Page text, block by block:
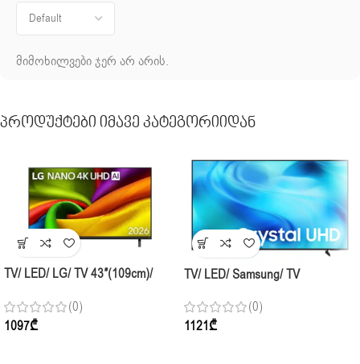
მიმოხილვები ჯერ არ არის.
Პროდუქტები Იმავე Კატეგორიიდან
TV/ LED/ LG/ TV 43″(109cm)/
UHD AI NU85 Smart TV 2026
(0)
1097₾
TV/ LED/ Samsung/ TV
UE43U8000HUXPY 60Hz
(0)
1121₾